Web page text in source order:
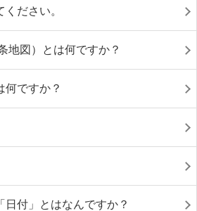
ださい。
地図）とは何ですか？
何ですか？
付」とはなんですか？